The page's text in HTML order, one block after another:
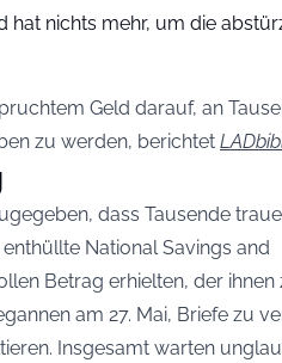
hat nichts mehr, um die
Geld darauf, an
zu werden, berichtet
dass Tausende
National Savings and
Betrag erhielten, der ihnen
am 27. Mai, Briefe zu
Insgesamt warten